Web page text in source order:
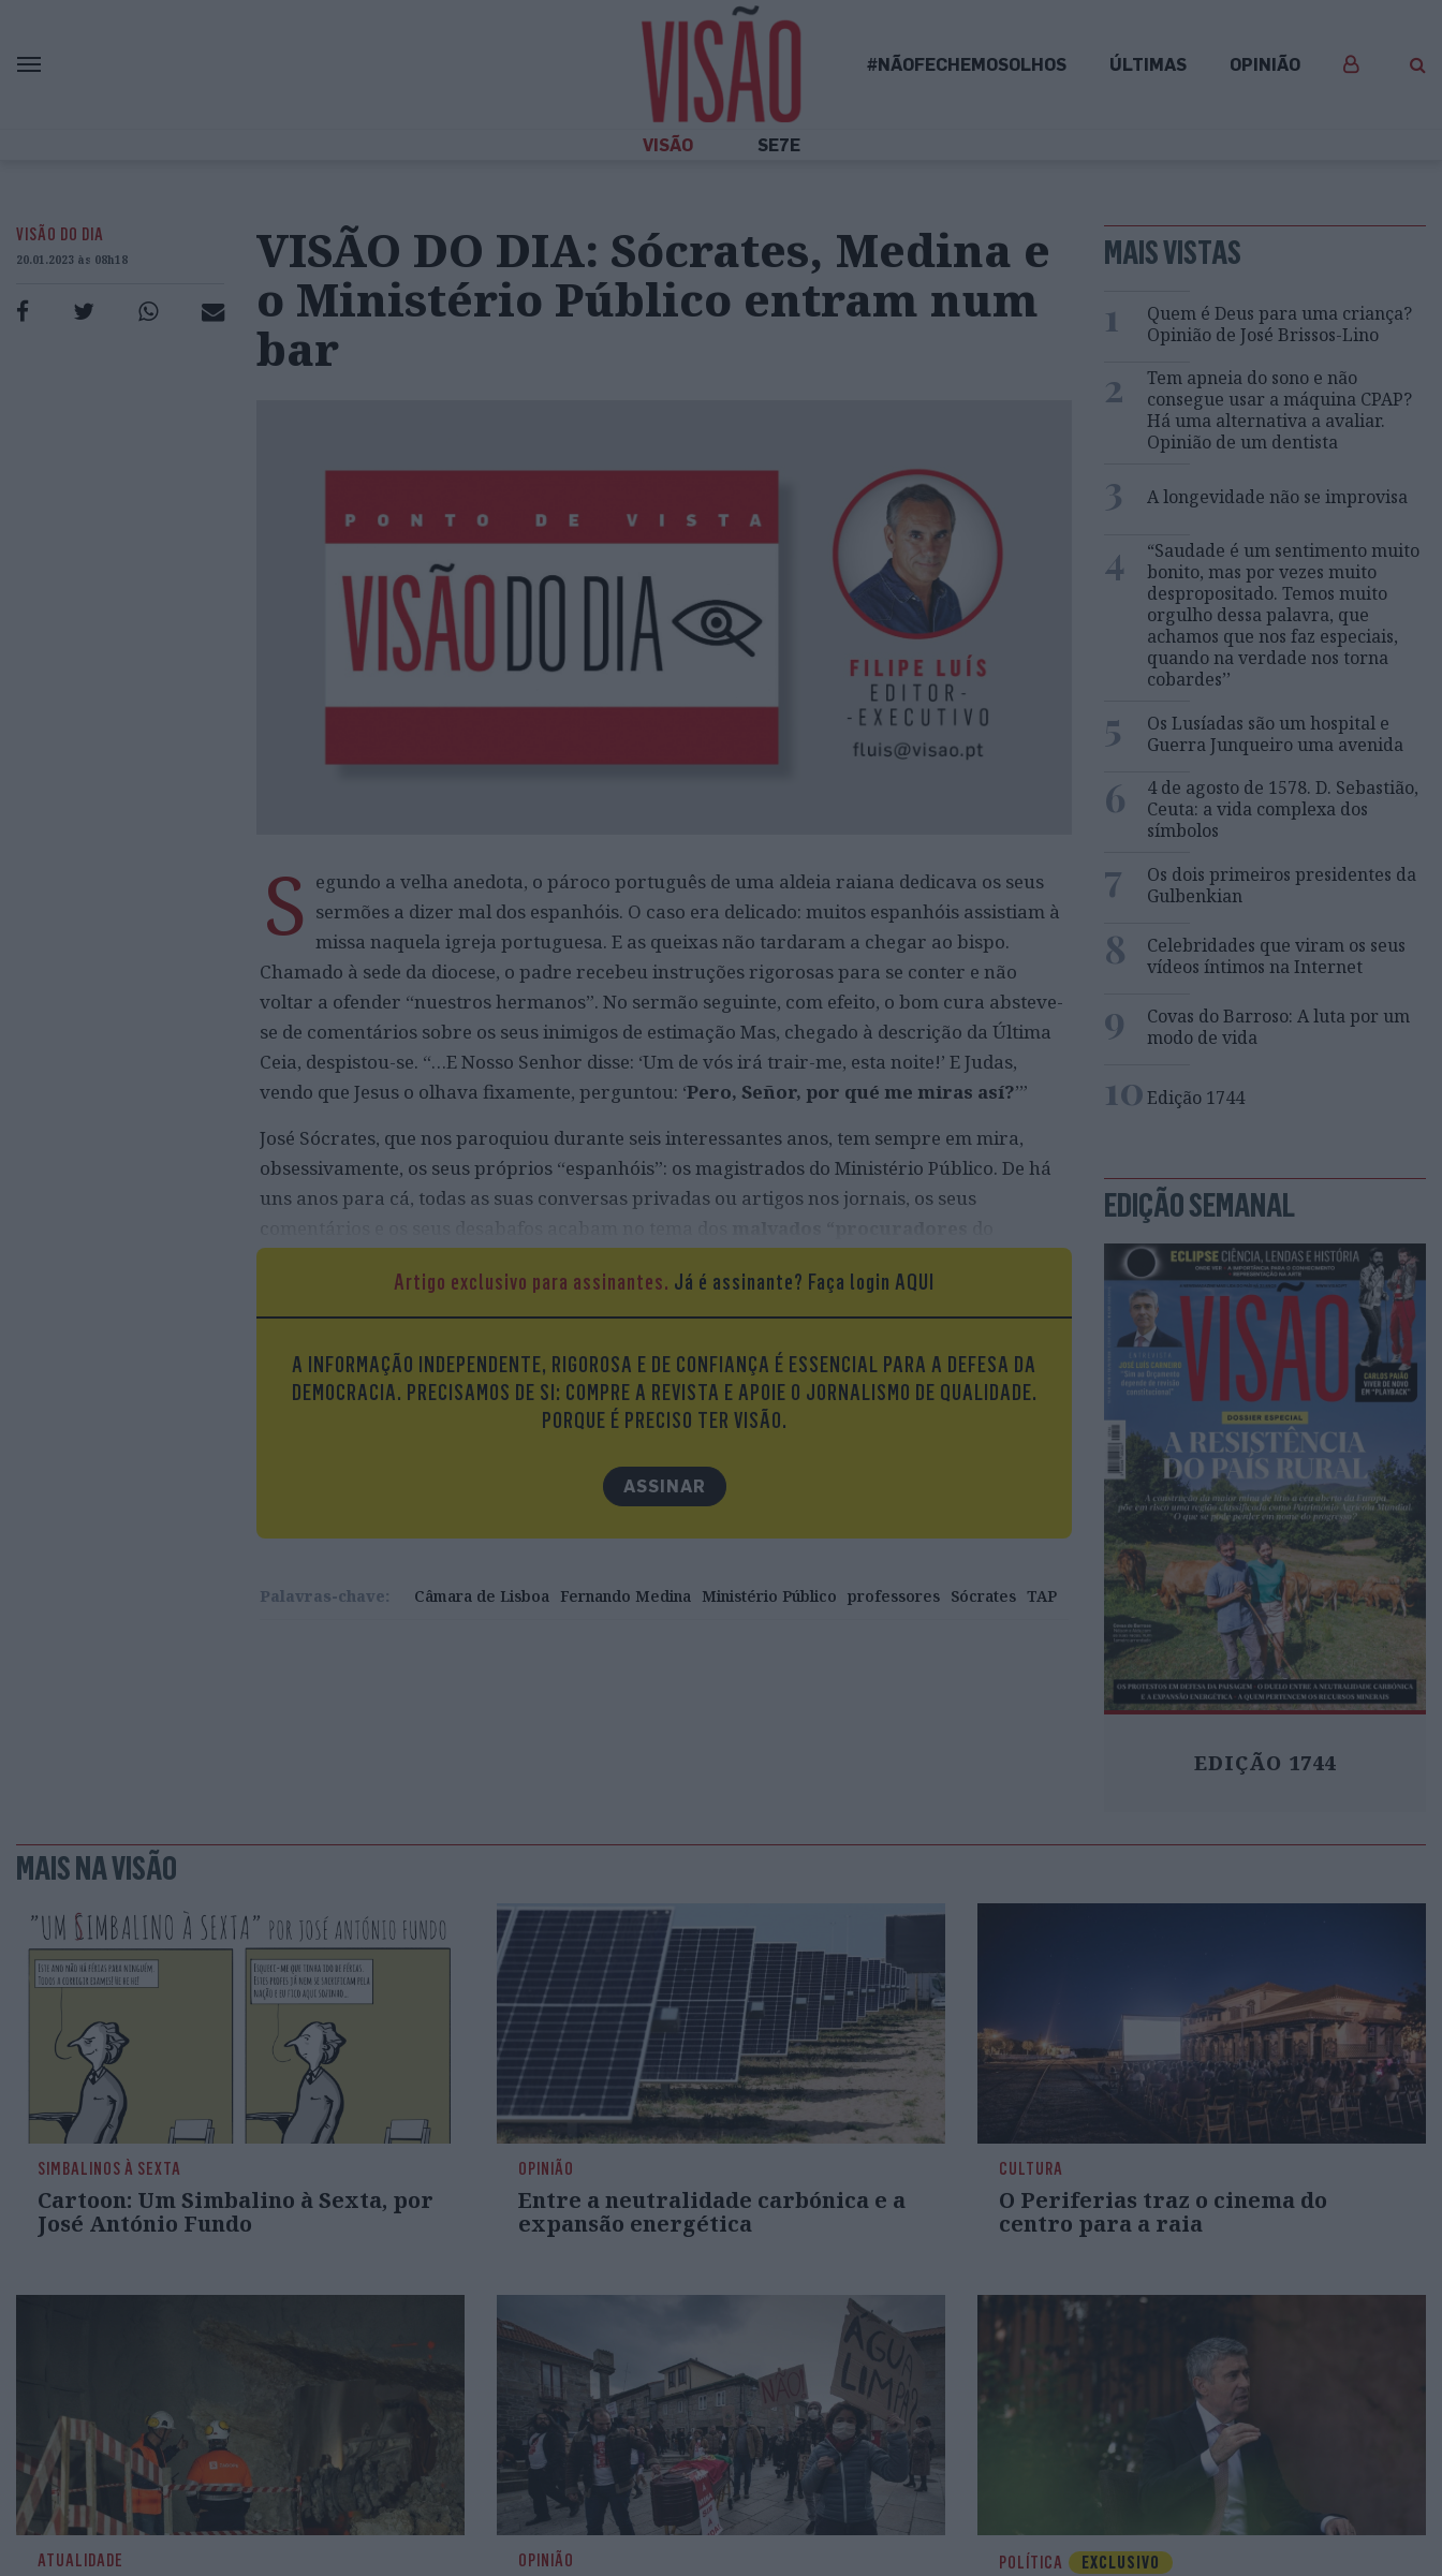
#NÃOFECHEMOSOLHOS ÚLTIMAS OPINIÃO
VISÃO SE7E
VISÃO DO DIA
20.01.2023 às 08h18
VISÃO DO DIA: Sócrates, Medina e
o Ministério Público entram num
bar
S egundo a velha anedota, o pároco português de uma aldeia raiana dedicava os seus
sermões a dizer mal dos espanhóis. O caso era delicado: muitos espanhóis assistiam à
missa naquela igreja portuguesa. E as queixas não tardaram a chegar ao bispo.
Chamado à sede da diocese, o padre recebeu instruções rigorosas para se conter e não
voltar a ofender “nuestros hermanos”. No sermão seguinte, com efeito, o bom cura absteve-
se de comentários sobre os seus inimigos de estimação Mas, chegado à descrição da Última
Ceia, despistou-se. “…E Nosso Senhor disse: ‘Um de vós irá trair-me, esta noite!’ E Judas,
vendo que Jesus o olhava fixamente, perguntou: ‘Pero, Señor, por qué me miras así?’”
José Sócrates, que nos paroquiou durante seis interessantes anos, tem sempre em mira,
obsessivamente, os seus próprios “espanhóis”: os magistrados do Ministério Público. De há
uns anos para cá, todas as suas conversas privadas ou artigos nos jornais, os seus
Ministério Público” e, já agora, no “execrável jornalismo português que os segue covarde
[ele escreve sempre comv] e servilmente”
Artigo exclusivo para assinantes. Já é assinante? Faça login AQUI
A INFORMAÇÃO INDEPENDENTE, RIGOROSA E DE CONFIANÇA É ESSENCIAL PARA A DEFESA DA
DEMOCRACIA. PRECISAMOS DE SI: COMPRE A REVISTA E APOIE O JORNALISMO DE QUALIDADE.
PORQUE É PRECISO TER VISÃO.
ASSINAR
Palavras-chave: Câmara de Lisboa Fernando Medina Ministério Público professores Sócrates TAP
MAIS VISTAS
1
Quem é Deus para uma criança?
Opinião de José Brissos-Lino
2
Tem apneia do sono e não
consegue usar a máquina CPAP?
Há uma alternativa a avaliar.
Opinião de um dentista
3 A longevidade não se improvisa
4
“Saudade é um sentimento muito
bonito, mas por vezes muito
despropositado. Temos muito
orgulho dessa palavra, que
achamos que nos faz especiais,
quando na verdade nos torna
cobardes’’
5
Os Lusíadas são um hospital e
Guerra Junqueiro uma avenida
6
4 de agosto de 1578. D. Sebastião,
Ceuta: a vida complexa dos
símbolos
7
Os dois primeiros presidentes da
Gulbenkian
8
Celebridades que viram os seus
vídeos íntimos na Internet
9
Covas do Barroso: A luta por um
modo de vida
10Edição 1744
EDIÇÃO SEMANAL
EDIÇÃO 1744
MAIS NA VISÃO
SIMBALINOS À SEXTA
Cartoon: Um Simbalino à Sexta, por
José António Fundo
OPINIÃO
Entre a neutralidade carbónica e a
expansão energética
CULTURA
O Periferias traz o cinema do
centro para a raia
ATUALIDADE OPINIÃO POLÍTICA EXCLUSIVO